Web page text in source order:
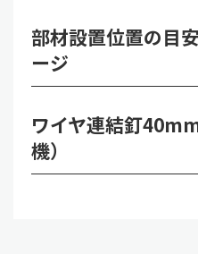
部材設置位置の目
ージ
ワイヤ連結釘
機）